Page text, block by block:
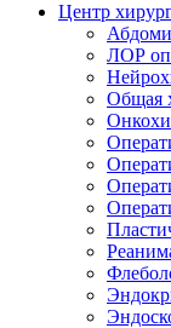
Центр
ЛОР
Общая